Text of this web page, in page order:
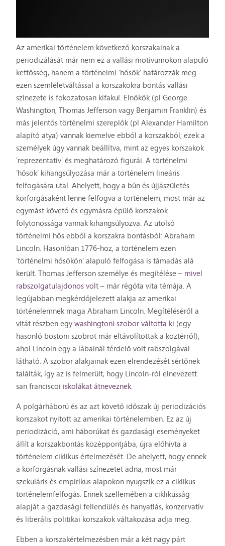
Az amerikai történelem következő korszakainak a
periodizálását már nem ez a vallási motívumokon alapuló
kettősség, hanem a történelmi ’hősök’ határozzák meg –
ezen szemléletváltással a korszakokra bontás vallási
színezete is fokozatosan kifakul. Elnökök (pl George
Washington, Thomas Jefferson vagy Benjamin Franklin) és
más jelentős történelmi szereplők (pl Alexander Hamilton
alapító atya) vannak kiemelve ebből a korszakból; ezek a
személyek úgy vannak beállítva, mint az egyes korszakok
’reprezentatív’ és meghatározó figurái. A történelmi
’hősök’ kihangsúlyozása már a történelem lineáris
felfogására utal. Ahelyett, hogy a bűn és újjászületés
körforgásaként lenne felfogva a történelem, most már az
egymást követő és egymásra épülő korszakok
folytonossága vannak kihangsúlyozva. Az utolsó
történelmi hős ebből a korszakra bontásból: Abraham
Lincoln. Hasonlóan 1776-hoz, a történelem ezen
’történelmi hősökön’ alapuló felfogása is támadás alá
került. Thomas Jefferson személye és megítélése – mivel
rabszolgatulajdonos volt– már régóta vita témája. A
legújabban megkérdőjelezett alakja az amerikai
történelemnek maga Abraham Lincoln. Megítéléséről a
vitát részben egywashingtoni szobor váltotta ki (egy
hasonló bostoni szobrot már eltávolítottak a köztérről),
ahol Lincoln egy a lábainál térdelő volt rabszolgával
látható. A szobor alakjainak ezen elrendezését sértőnek
találták, így az is felmerült, hogy Lincoln-ról elnevezett
san franciscoi iskolákat átneveznek.
A polgárháború és az azt követő időszak új periodizációs
korszakot nyitott az amerikai történelemben. Ez az új
periodizáció, ami háborúkat és gazdasági eseményeket
állít a korszakbontás középpontjába, újra előhívta a
történelem ciklikus értelmezését. De ahelyett, hogy ennek
a körforgásnak vallási színezetet adna, most már
szekuláris és empirikus alapokon nyugszik ez a ciklikus
történelemfelfogás. Ennek szellemében a ciklikusság
alapját a gazdasági fellendülés és hanyatlás, konzervatív
és liberális politikai korszakok váltakozása adja meg.
Ebben a korszakértelmezésben már a két nagy párt